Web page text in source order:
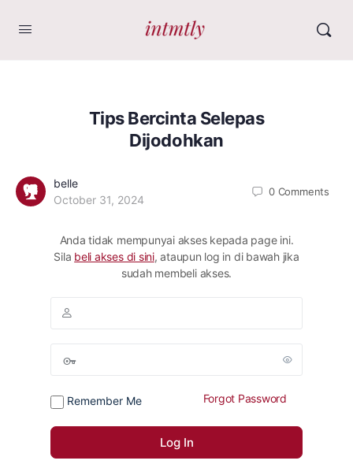
Tips Bercinta Selepas
Dijodohkan
belle
October 31, 2024
0 Comments
Anda tidak mempunyai akses kepada page ini.
Sila beli akses di sini, ataupun log in di bawah jika
sudah membeli akses.
Remember Me Forgot Password